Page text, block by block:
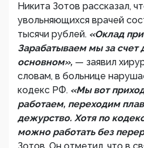
Никита Зотов рассказал,
увольняющихся врачей
тысячи рублей. «Оклад
Зарабатываем мы за счет
основном», — заявил
словам, в больнице
кодекс РФ. «Мы вот
работаем, переходим
дежурство. Хотя по
можно работать без